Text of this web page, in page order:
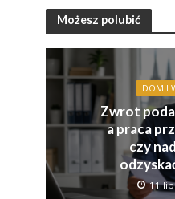
Możesz polubić
DOM I
Zwrot
a praca
czy
11